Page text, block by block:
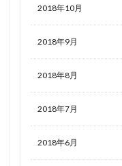
2018年10月
2018年9月
2018年8月
2018年7月
2018年6月